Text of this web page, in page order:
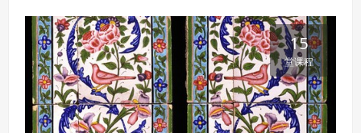
15
堂课程
還沒有註冊帳號嗎？點擊立刻註冊
已閱讀使用條款和隱私政策
已經有註冊帳號了嗎？點擊立刻登入
違反前項約定者，本系統得終止會員資格。
三、著作權授權
會員得於本系統內使用授權內容，除經著作權人有標示採取
創用CC授權或其他授權者，會員不得重製、轉載、散布或類
似方法流通授權內容。
我同意上述會員條款
同意上述條款，確定註冊